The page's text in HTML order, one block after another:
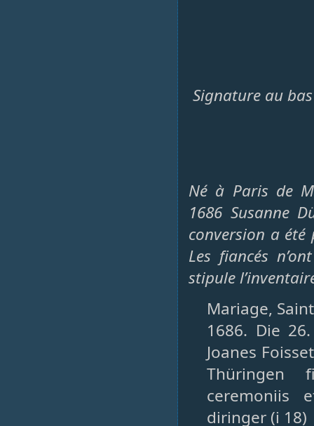
Signature au
Né à Paris de
1686 Susanne
conversion a
Les fiancés
stipule
Mariage,
1686. Die
Joanes
Thüringen
ceremoniis
diringer (i 18)